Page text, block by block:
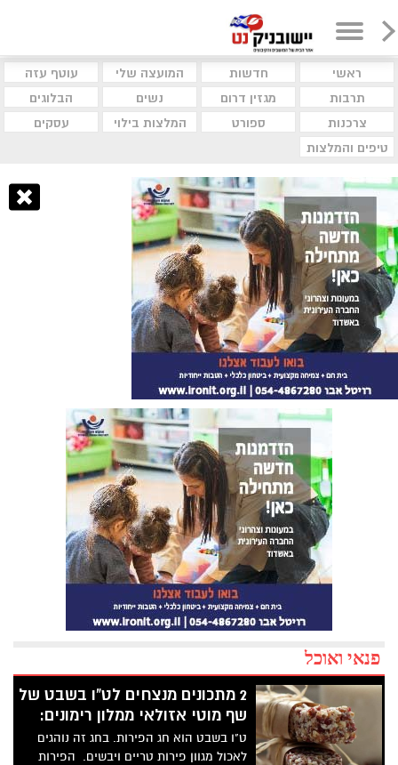
ראשי חדשות המועצה שלי
עוטף עזה
תרבות
מגזין דרום נשים
הבלוגים
צרכנות
ספורט המלצות בילוי
עסקים
טיפים והמלצות
פנאי ואוכל
2 מתכונים מנצחים לט"ו בשבט של
שף מוטי אזולאי ממלון רימונים:
ט"ו בשבט הוא חג הפירות. בחג זה נוהגים
לאכול מגוון פירות טריים ויבשים. הפירות